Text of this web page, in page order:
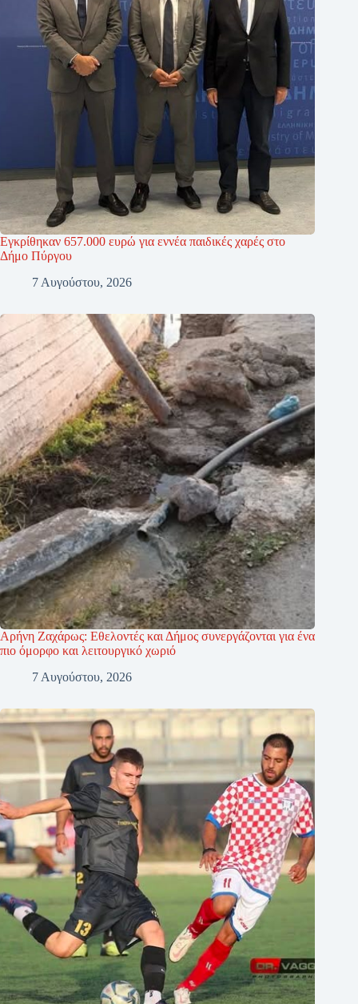
Εγκρίθηκαν 657.000 ευρώ για εννέα παιδικές χαρές στο
Δήμο Πύργου
7 Αυγούστου, 2026
Αρήνη Ζαχάρως: Εθελοντές και Δήμος συνεργάζονται για ένα
πιο όμορφο και λειτουργικό χωριό
7 Αυγούστου, 2026